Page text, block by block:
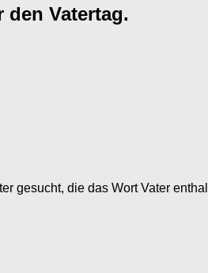
Vatertag.
die das Wort Vater